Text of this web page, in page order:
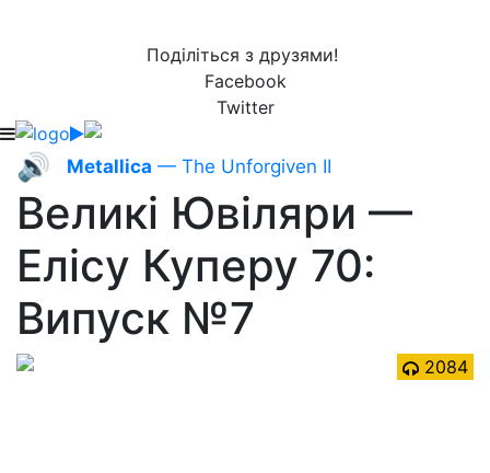
Поділіться з друзями!
Facebook
Twitter
🔊 Metallica — The Unforgiven II
Великі Ювіляри —
Елісу Куперу 70:
Випуск №7
2084